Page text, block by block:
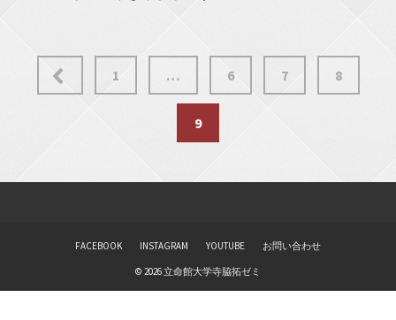
1 … 6 7 8
9
FACEBOOK INSTAGRAM YOUTUBE お問い合わせ
© 2026 立命館大学寺脇拓ゼミ